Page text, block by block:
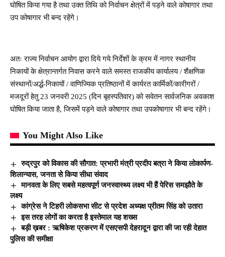
घोषित किया गया है तथा उक्त तिथि को निर्वाचन क्षेत्रों में पड़ने वाले कोषागार तथा
उप कोषागार भी बन्द रहेंगे।
अतः राज्य निर्वाचन आयोग द्वारा दिये गये निर्देशों के क्रम में नागर स्थानीय
निकायों के क्षेत्रान्तर्गत निवास करने वाले समस्त राजकीय कार्यालय / शैक्षणिक
संस्थानों/अर्द्ध-निकायों / वाणिज्यिक प्रतिष्ठानों में कार्यरत कार्मिकों/कारीगरों /
मजदूरों हेतु 23 जनवरी 2025 (दिन बृहस्पतिवार) को सवेतन सार्वजनिक अवकाश
घोषित किया जाता है, जिसमें पड़ने वाले कोषागार तथा उपकोषागार भी बन्द रहेंगे।
You Might Also Like
रुद्रपुर को विकास की सौगात: प्रभारी मंत्री प्रदीप बत्रा ने किया लोकार्पण-
शिलान्यास, जनता से किया सीधा संवाद
मानवता के लिए सबसे महत्वपूर्ण जनस्वास्थ्य लक्ष्य भी हैं पेरिस समझौते के
लक्ष्य
कांग्रेस ने टिहरी लोकसभा सीट से प्रदेश अध्यक्ष प्रीतम सिंह को उतारा
इस तरह लोगों का करता है इस्तेमाल यह शख्स
बड़ी ख़बर : ऋषिकेश प्रकरण में एसएसपी देहरादून द्वारा की जा रही देहात
पुलिस की समीक्षा